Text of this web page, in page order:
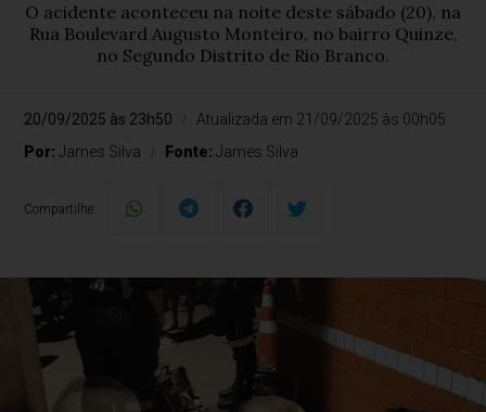
O acidente aconteceu na noite deste sábado (20), na
Rua Boulevard Augusto Monteiro, no bairro Quinze,
no Segundo Distrito de Rio Branco.
20/09/2025 às 23h50
Atualizada em 21/09/2025 às 00h05
Por:James Silva Fonte:James Silva
Compartilhe: